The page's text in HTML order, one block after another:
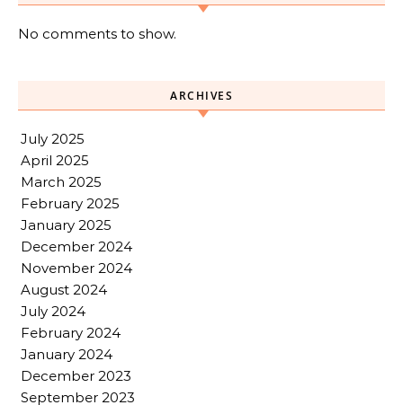
No comments to show.
ARCHIVES
July 2025
April 2025
March 2025
February 2025
January 2025
December 2024
November 2024
August 2024
July 2024
February 2024
January 2024
December 2023
September 2023